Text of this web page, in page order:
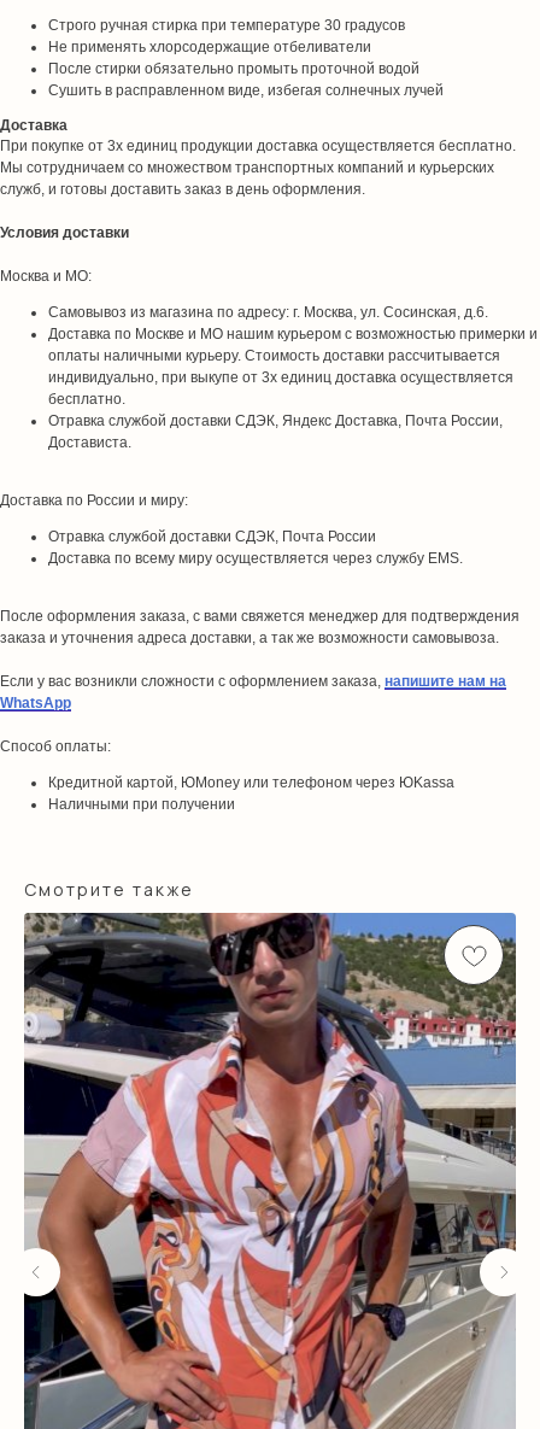
Строго ручная стирка при температуре 30 градусов
Не применять хлорсодержащие отбеливатели
После стирки обязательно промыть проточной водой
Сушить в расправленном виде, избегая солнечных лучей
Доставка
При покупке от 3х единиц продукции доставка осуществляется бесплатно.
Мы сотрудничаем со множеством транспортных компаний и курьерских
служб, и готовы доставить заказ в день оформления.
Условия доставки
Москва и МО:
Самовывоз из магазина по адресу: г. Москва, ул. Сосинская, д.6.
Доставка по Москве и МО нашим курьером с возможностью примерки и
оплаты наличными курьеру. Стоимость доставки рассчитывается
индивидуально, при выкупе от 3х единиц доставка осуществляется
бесплатно.
Отравка службой доставки СДЭК, Яндекс Доставка, Почта России,
Достависта.
Доставка по России и миру:
Отравка службой доставки СДЭК, Почта России
Доставка по всему миру осуществляется через службу EMS.
После оформления заказа, с вами свяжется менеджер для подтверждения
заказа и уточнения адреса доставки, а так же возможности самовывоза.
Если у вас возникли сложности с оформлением заказа, напишите нам на
WhatsApp
Способ оплаты:
Кредитной картой, ЮMoney или телефоном через ЮKassa
Наличными при получении
Смотрите также